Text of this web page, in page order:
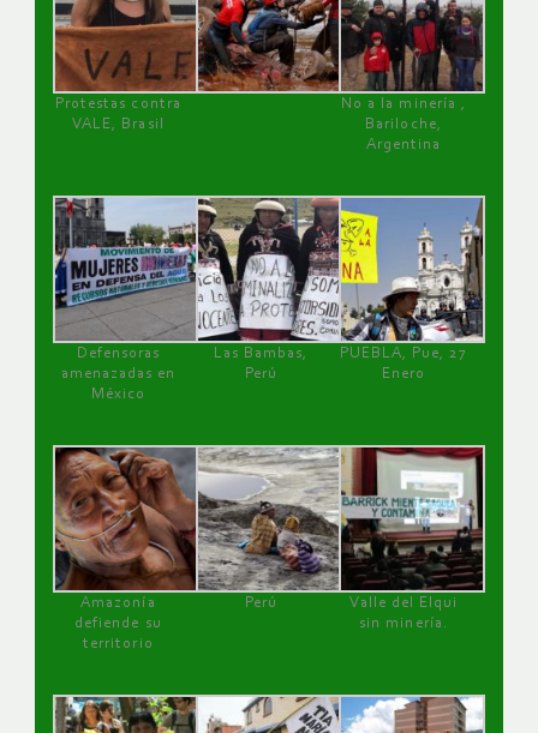
Protestas contra
VALE, Brasil
No a la minería ,
Bariloche,
Argentina
Defensoras
amenazadas en
México
Las Bambas,
Perú
PUEBLA, Pue, 27
Enero
Amazonía
defiende su
territorio
Perú
Valle del Elqui
sin minería.